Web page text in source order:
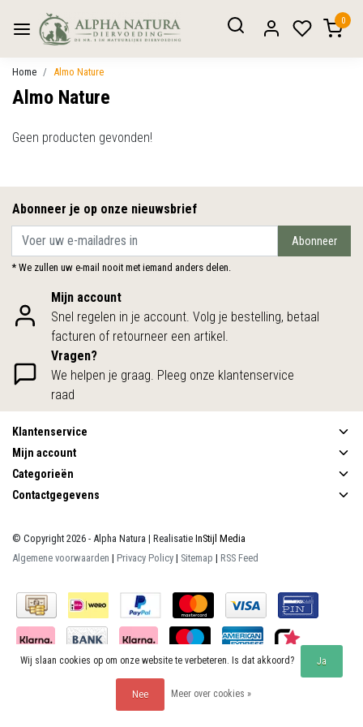
0
Home Almo Nature
Almo Nature
Geen producten gevonden!
Abonneer je op onze nieuwsbrief
Abonneer
* We zullen uw e-mail nooit met iemand anders delen.
Mijn account
Snel regelen in je account. Volg je bestelling, betaal
facturen of retourneer een artikel.
Vragen?
We helpen je graag. Pleeg onze klantenservice
raad
Klantenservice
Mijn account
Categorieën
Contactgegevens
© Copyright 2026 - Alpha Natura | Realisatie InStijl Media
Algemene voorwaarden | Privacy Policy | Sitemap | RSS Feed
KiyOh voor Alpha Natura: 9.9/10 (390 beoordelingen)
Wij slaan cookies op om onze website te verbeteren. Is dat akkoord? Ja
Nee Meer over cookies »